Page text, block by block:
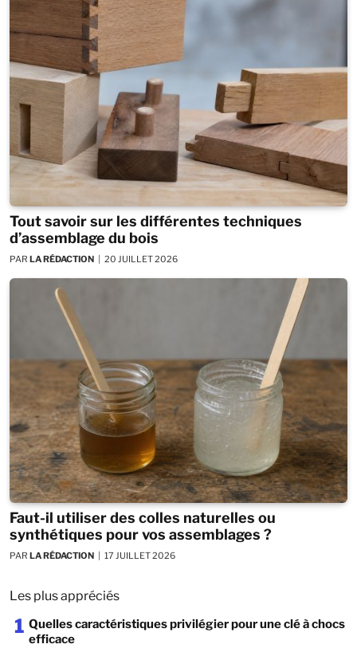
Tout savoir sur les différentes techniques
d’assemblage du bois
PAR LA RÉDACTION 20 JUILLET 2026
Faut-il utiliser des colles naturelles ou
synthétiques pour vos assemblages ?
PAR LA RÉDACTION 17 JUILLET 2026
Les plus appréciés
1 Quelles caractéristiques privilégier pour une clé à chocs
efficace